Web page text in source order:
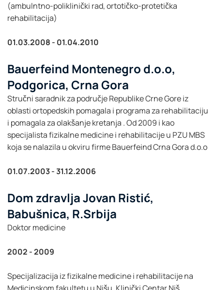
(ambulntno-poliklinički rad, ortotičko-protetička
rehabilitacija)
01.03.2008 - 01.04.2010
Bauerfeind Montenegro d.o.o,
Podgorica, Crna Gora
Stručni saradnik za područje Republike Crne Gore iz
oblasti ortopedskih pomagala i programa za rehabilitaciju
i pomagala za olakšanje kretanja . Od 2009 i kao
specijalista fizikalne medicine i rehabilitacije u PZU MBS
koja se nalazila u okviru firme Bauerfeind Crna Gora d.o.o
01.07.2003 - 31.12.2006
Dom zdravlja Jovan Ristić,
Babušnica, R.Srbija
Doktor medicine
2002 - 2009
Specijalizacija iz fizikalne medicine i rehabilitacije na